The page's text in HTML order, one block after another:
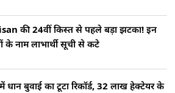
की 24वीं किस्त से पहले बड़ा झटका! इन
के नाम लाभार्थी सूची से कटे
धान बुवाई का टूटा रिकॉर्ड, 32 लाख हेक्टेयर के